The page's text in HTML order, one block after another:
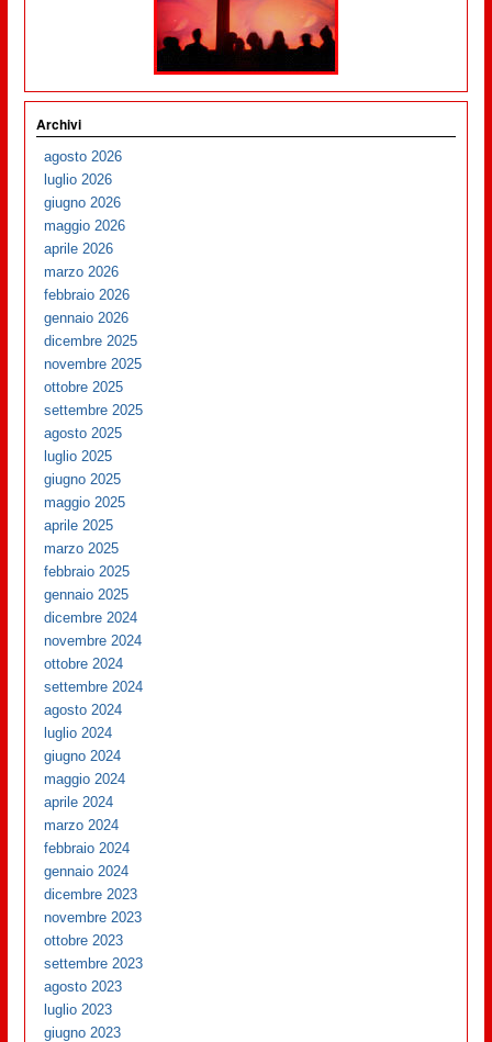
Archivi
agosto 2026
luglio 2026
giugno 2026
maggio 2026
aprile 2026
marzo 2026
febbraio 2026
gennaio 2026
dicembre 2025
novembre 2025
ottobre 2025
settembre 2025
agosto 2025
luglio 2025
giugno 2025
maggio 2025
aprile 2025
marzo 2025
febbraio 2025
gennaio 2025
dicembre 2024
novembre 2024
ottobre 2024
settembre 2024
agosto 2024
luglio 2024
giugno 2024
maggio 2024
aprile 2024
marzo 2024
febbraio 2024
gennaio 2024
dicembre 2023
novembre 2023
ottobre 2023
settembre 2023
agosto 2023
luglio 2023
giugno 2023